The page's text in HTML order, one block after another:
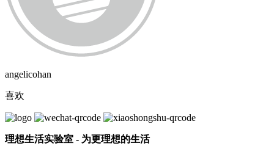
angelicohan
喜欢
理想生活实验室 - 为更理想的生活